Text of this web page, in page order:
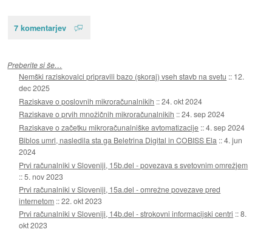
7 komentarjev
Preberite si še…
Nemški raziskovalci pripravili bazo (skoraj) vseh stavb na svetu :: 12.
dec 2025
Raziskave o poslovnih mikroračunalnikih ::24. okt 2024
Raziskave o prvih množičnih mikroračunalnikih ::24. sep 2024
Raziskave o začetku mikroračunalniške avtomatizacije ::4. sep 2024
Biblos umrl, nasledila sta ga Beletrina Digital in COBISS Ela ::4. jun
2024
Prvi računalniki v Sloveniji, 15b.del - povezava s svetovnim omrežjem
::5. nov 2023
Prvi računalniki v Sloveniji, 15a.del - omrežne povezave pred
internetom ::22. okt 2023
Prvi računalniki v Sloveniji, 14b.del - strokovni informacijski centri ::8.
okt 2023